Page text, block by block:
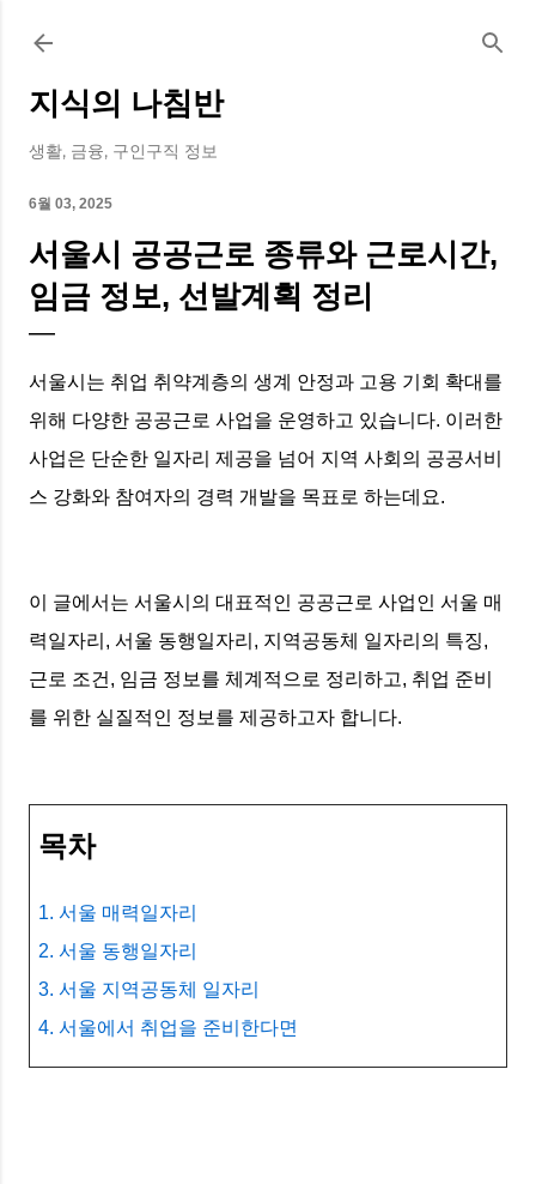
지식의 나침반
생활, 금융, 구인구직 정보
6월 03, 2025
서울시 공공근로 종류와 근로시간,
임금 정보, 선발계획 정리
서울시는 취업 취약계층의 생계 안정과 고용 기회 확대를
위해 다양한 공공근로 사업을 운영하고 있습니다. 이러한
사업은 단순한 일자리 제공을 넘어 지역 사회의 공공서비
스 강화와 참여자의 경력 개발을 목표로 하는데요.
이 글에서는 서울시의 대표적인 공공근로 사업인 서울 매
력일자리, 서울 동행일자리, 지역공동체 일자리의 특징,
근로 조건, 임금 정보를 체계적으로 정리하고, 취업 준비
를 위한 실질적인 정보를 제공하고자 합니다.
목차
1. 서울 매력일자리
2. 서울 동행일자리
3. 서울 지역공동체 일자리
4. 서울에서 취업을 준비한다면